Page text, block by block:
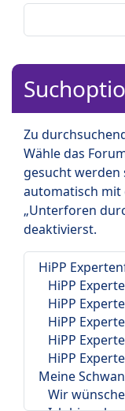
Zu
Wähle das
gesucht
automatisch mit
„Unterforen
deaktivierst.